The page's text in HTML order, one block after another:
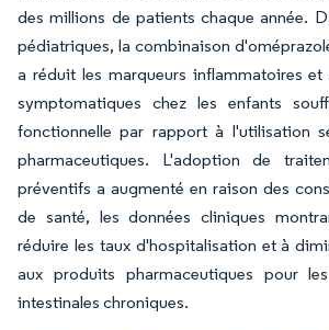
des millions de patients chaque année.
pédiatriques, la combinaison
a réduit les marqueurs inflammatoires et
symptomatiques chez les enfants
fonctionnelle par rapport à l'utilisation
pharmaceutiques. L'adoption de
préventifs a augmenté en raison des
de santé, les données cliniques
réduire les taux d'hospitalisation et à
aux produits pharmaceutiques pour
intestinales chroniques.